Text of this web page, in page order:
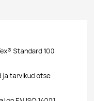
Standard 100
ja tarvikud otse